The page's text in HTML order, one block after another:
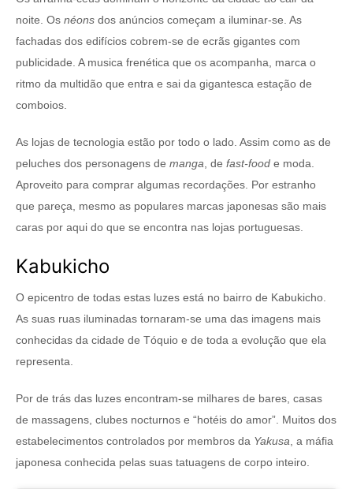
noite. Os néons dos anúncios começam a iluminar-se. As
fachadas dos edifícios cobrem-se de ecrãs gigantes com
publicidade. A musica frenética que os acompanha, marca o
ritmo da multidão que entra e sai da gigantesca estação de
comboios.
As lojas de tecnologia estão por todo o lado. Assim como as de
peluches dos personagens de manga, de fast-food e moda.
Aproveito para comprar algumas recordações. Por estranho
que pareça, mesmo as populares marcas japonesas são mais
caras por aqui do que se encontra nas lojas portuguesas.
Kabukicho
O epicentro de todas estas luzes está no bairro de Kabukicho.
As suas ruas iluminadas tornaram-se uma das imagens mais
conhecidas da cidade de Tóquio e de toda a evolução que ela
representa.
Por de trás das luzes encontram-se milhares de bares, casas
de massagens, clubes nocturnos e “hotéis do amor”. Muitos dos
estabelecimentos controlados por membros da Yakusa, a máfia
japonesa conhecida pelas suas tatuagens de corpo inteiro.